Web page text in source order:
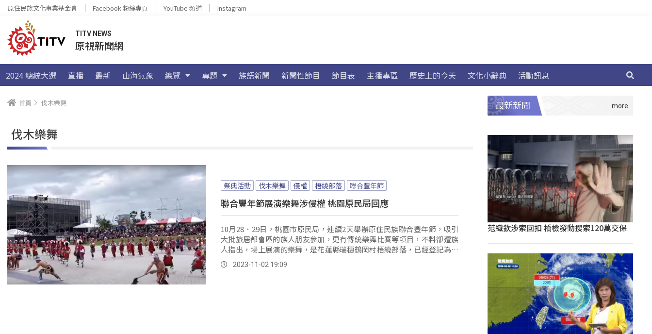
原住民族文化事業基金會 Facebook 粉絲專頁 YouTube 頻道 Instagram
TITV NEWS
原視新聞網
2024 總統大選 直播 最新 山海氣象 總覽 專題 族語新聞 新聞性節目 節目表 主播專區 歷史上的今天 文化小辭典 活動訊息
首頁 伐木樂舞
伐木樂舞
祭典活動 伐木樂舞 侵權 梧繞部落 聯合豐年節
聯合豐年節展演樂舞涉侵權 桃園原民局回應
10月28、29日，桃園市原民局，連續2天舉辦原住民族聯合豐年節，吸引
大批旅居都會區的族人朋友參加，更有傳統樂舞比賽等項目，不料卻遭族
人指出，場上展演的樂舞，是花蓮縣瑞穗鶴岡村梧繞部落，已經登記為原
住民族傳統智慧創作權的「伐木樂舞」，有侵權疑慮。
2023-11-02 19:09
最新新聞
范織欽涉索回扣 橋檢發動搜索120萬交保